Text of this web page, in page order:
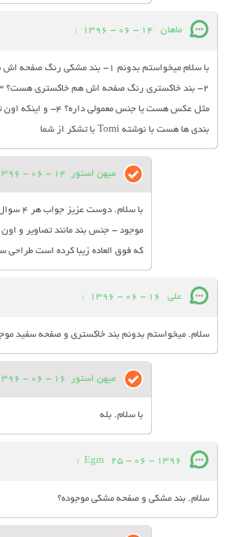
ماهان 14 - 06 - 1396
:
با سلام میخواستم بدونم 1- بند
مثل عکس هست یا جنس
بندی ها هست با نوشته Tomi با تشکر از شما
میهن استور 14 - 06 - 1396
با سلام.
که فوق العاده زیبا کرده است طراحی
علی 16 - 06 - 1396
:
سلام. میخواستم بدونم بند خاکستری و صفحه سفید
میهن استور 16 - 06 - 1396
با سلام. بله
Egm 25 - 06 - 1396
:
سلام. بند مشکی و صفحه مشکی موجوده؟